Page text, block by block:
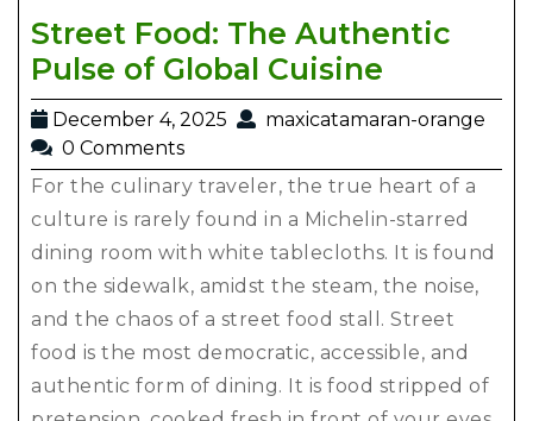
Street Food: The Authentic
Pulse of Global Cuisine
December 4, 2025
maxicatamaran-orange
0 Comments
For the culinary traveler, the true heart of a
culture is rarely found in a Michelin-starred
dining room with white tablecloths. It is found
on the sidewalk, amidst the steam, the noise,
and the chaos of a street food stall. Street
food is the most democratic, accessible, and
authentic form of dining. It is food stripped of